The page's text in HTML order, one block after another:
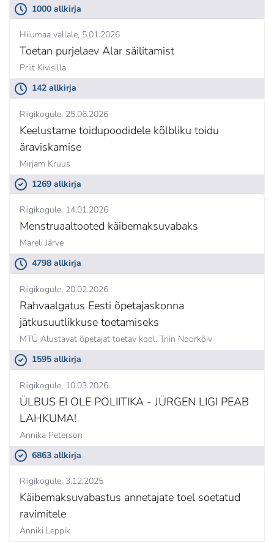
1000 allkirja
Hiiumaa vallale 5.01.2026
Toetan purjelaev Alar säilitamist
Priit Kivisilla
142 allkirja
Riigikogule 25.06.2026
Keelustame toidupoodidele kõlbliku toidu
äraviskamise
Mirjam Kruus
1269 allkirja
Riigikogule 14.01.2026
Menstruaaltooted käibemaksuvabaks
Mareli Järve
4798 allkirja
Riigikogule 20.02.2026
Rahvaalgatus Eesti õpetajaskonna
jätkusuutlikkuse toetamiseks
MTÜ Alustavat õpetajat toetav kool, Triin Noorkõiv
1595 allkirja
Riigikogule 10.03.2026
ÜLBUS EI OLE POLIITIKA - JÜRGEN LIGI PEAB
LAHKUMA!
Annika Peterson
6863 allkirja
Riigikogule 3.12.2025
Käibemaksuvabastus annetajate toel soetatud
ravimitele
Anniki Leppik